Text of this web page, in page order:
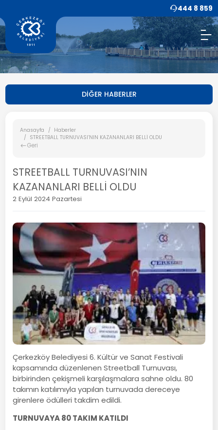
444 8 859
DİĞER HABERLER
Anasayfa
Haberler
STREETBALL TURNUVASI’NIN KAZANANLARI BELLİ OLDU
Geri
STREETBALL TURNUVASI’NIN
KAZANANLARI BELLİ OLDU
2 Eylül 2024 Pazartesi
Çerkezköy Belediyesi 6. Kültür ve Sanat Festivali
kapsamında düzenlenen Streetball Turnuvası,
birbirinden çekişmeli karşılaşmalara sahne oldu. 80
takımın katılımıyla yapılan turnuvada dereceye
girenlere ödülleri takdim edildi.
TURNUVAYA 80 TAKIM KATILDI